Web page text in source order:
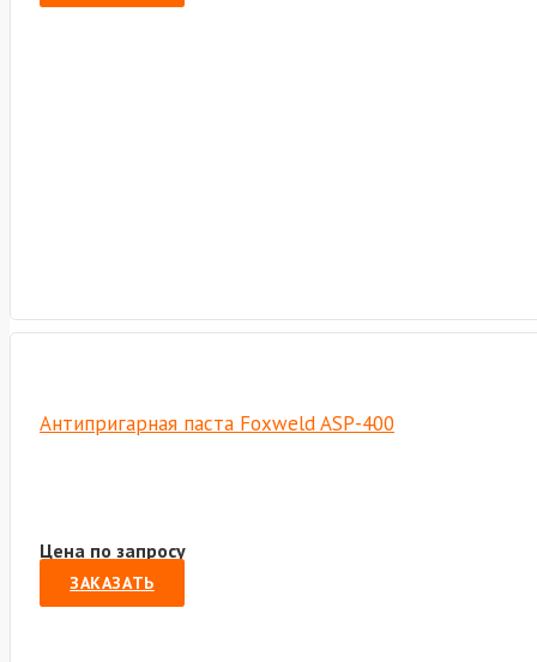
Антипригарная паста Foxweld ASP-400
Цена по запросу
ЗАКАЗАТЬ